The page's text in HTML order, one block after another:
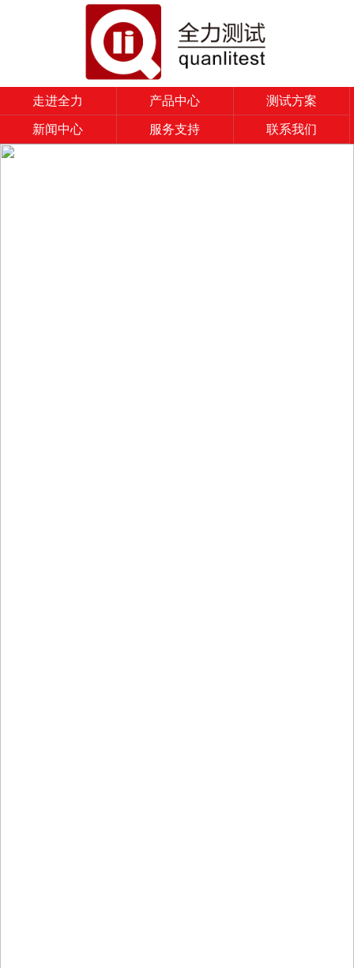
走进全力 产品中心
测试方案
新闻中心
服务支持 联系我们